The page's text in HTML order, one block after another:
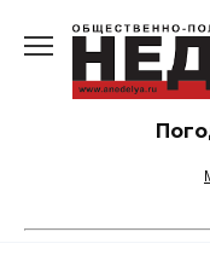
содержанию